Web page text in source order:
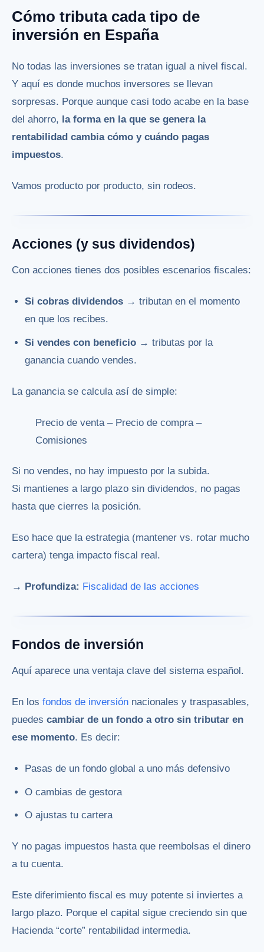
Cómo tributa cada tipo de
inversión en España
No todas las inversiones se tratan igual a nivel fiscal.
Y aquí es donde muchos inversores se llevan
sorpresas. Porque aunque casi todo acabe en la base
del ahorro, la forma en la que se genera la
rentabilidad cambia cómo y cuándo pagas
impuestos.
Vamos producto por producto, sin rodeos.
Acciones (y sus dividendos)
Con acciones tienes dos posibles escenarios fiscales:
Si cobras dividendos → tributan en el momento
en que los recibes.
Si vendes con beneficio → tributas por la
ganancia cuando vendes.
La ganancia se calcula así de simple:
Precio de venta – Precio de compra –
Comisiones
Si no vendes, no hay impuesto por la subida.
Si mantienes a largo plazo sin dividendos, no pagas
hasta que cierres la posición.
Eso hace que la estrategia (mantener vs. rotar mucho
cartera) tenga impacto fiscal real.
→ Profundiza: Fiscalidad de las acciones
Fondos de inversión
Aquí aparece una ventaja clave del sistema español.
En los fondos de inversión nacionales y traspasables,
puedes cambiar de un fondo a otro sin tributar en
ese momento. Es decir:
Pasas de un fondo global a uno más defensivo
O cambias de gestora
O ajustas tu cartera
Y no pagas impuestos hasta que reembolsas el dinero
a tu cuenta.
Este diferimiento fiscal es muy potente si inviertes a
largo plazo. Porque el capital sigue creciendo sin que
Hacienda “corte” rentabilidad intermedia.